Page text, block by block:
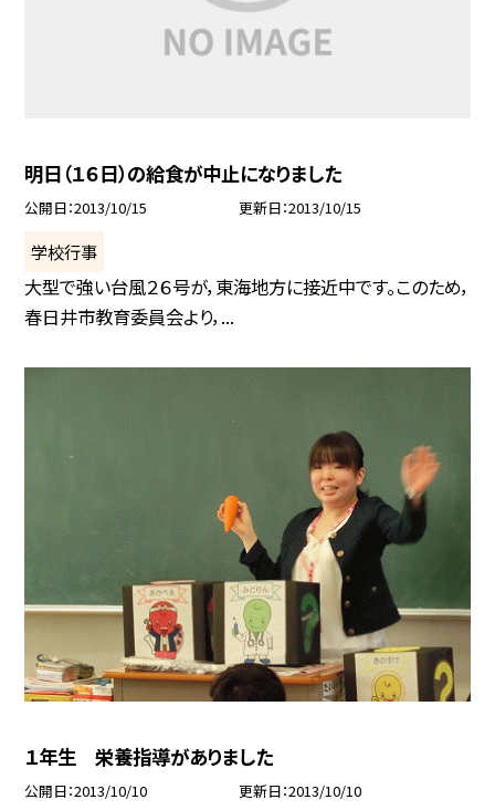
明日（１６日）の給食が中止になりました
公開日 2013/10/15 更新日 2013/10/15
学校行事
大型で強い台風２６号が，東海地方に接近中です。このため，
春日井市教育委員会より，...
１年生 栄養指導がありました
公開日 2013/10/10 更新日 2013/10/10